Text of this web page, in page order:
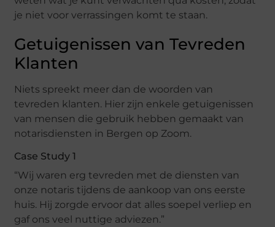
je niet voor verrassingen komt te staan.
Getuigenissen van Tevreden
Klanten
Niets spreekt meer dan de woorden van
tevreden klanten. Hier zijn enkele getuigenissen
van mensen die gebruik hebben gemaakt van
notarisdiensten in Bergen op Zoom.
Case Study 1
“Wij waren erg tevreden met de diensten van
onze notaris tijdens de aankoop van ons eerste
huis. Hij zorgde ervoor dat alles soepel verliep en
gaf ons veel nuttige adviezen.”